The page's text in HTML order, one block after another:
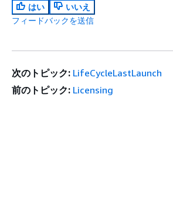
はい
いいえ
フィードバックを送信
次のトピック: LifeCycleLastLaunch
前のトピック: Licensing